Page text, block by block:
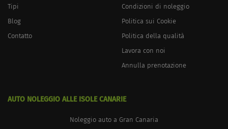
Tipi
Blog
Contatto
Condizioni di noleggio
Politica sui Cookie
Politica della qualità
Lavora con noi
Annulla prenotazione
AUTO NOLEGGIO ALLE ISOLE CANARIE
Noleggio auto a Gran Canaria